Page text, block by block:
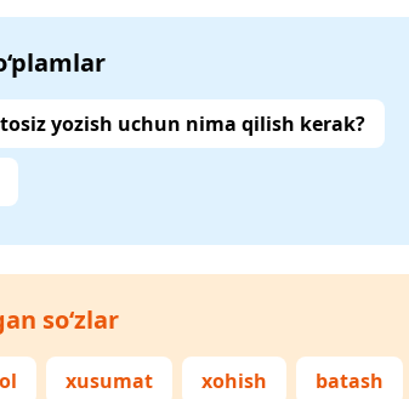
yozish uchun nima qilish kerak?
so‘zlar
xusumat xohish batash